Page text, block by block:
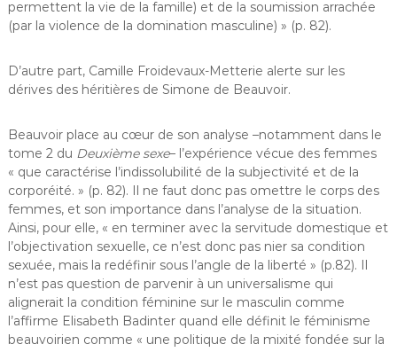
permettent la vie de la famille) et de la soumission arrachée
(par la violence de la domination masculine) » (p. 82).
D’autre part, Camille Froidevaux-Metterie alerte sur les
dérives des héritières de Simone de Beauvoir.
Beauvoir place au cœur de son analyse –notamment dans le
tome 2 du Deuxième sexe– l’expérience vécue des femmes
« que caractérise l’indissolubilité de la subjectivité et de la
corporéité. » (p. 82). Il ne faut donc pas omettre le corps des
femmes, et son importance dans l’analyse de la situation.
Ainsi, pour elle, « en terminer avec la servitude domestique et
l’objectivation sexuelle, ce n’est donc pas nier sa condition
sexuée, mais la redéfinir sous l’angle de la liberté » (p.82). Il
n’est pas question de parvenir à un universalisme qui
alignerait la condition féminine sur le masculin comme
l’affirme Elisabeth Badinter quand elle définit le féminisme
beauvoirien comme « une politique de la mixité fondée sur la